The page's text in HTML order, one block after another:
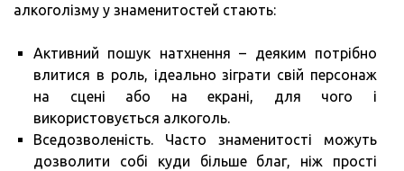
алкоголізму у знаменитостей стають:
Активний пошук натхнення – деяким потрібно
влитися в роль, ідеально зіграти свій персонаж
на сцені або на екрані, для чого і
використовується алкоголь.
Вседозволеність. Часто знаменитості можуть
дозволити собі куди більше благ, ніж прості